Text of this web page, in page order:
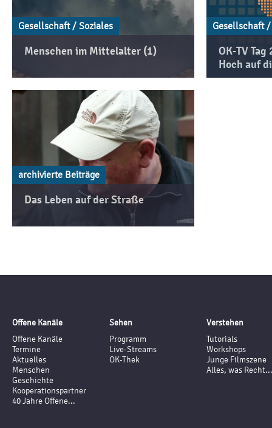
Gesellschaft / Soziales
Menschen im Mittelalter (1)
Gesellschaft
OK-TV
Hoch auf
archivierte Beiträge
Das Leben auf der Straße
Offene Kanäle
Offene Kanäle
Termine
Aktuelles
Menschen
Geschichte
Kooperationspartner
40 Jahre Offene...
Sehen
Programm
Live-Streams
OK-Thek
Verstehen
Tutorials
Workshops
Junge Filmszene
Alles, was Recht...